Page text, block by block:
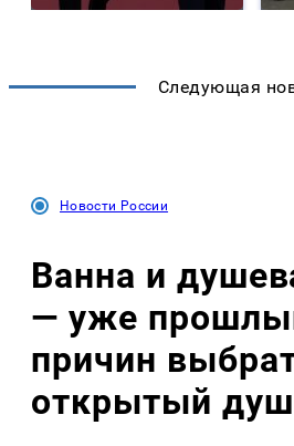
Следующая
Новости России
Ванна и
— уже
причин
открытый душ